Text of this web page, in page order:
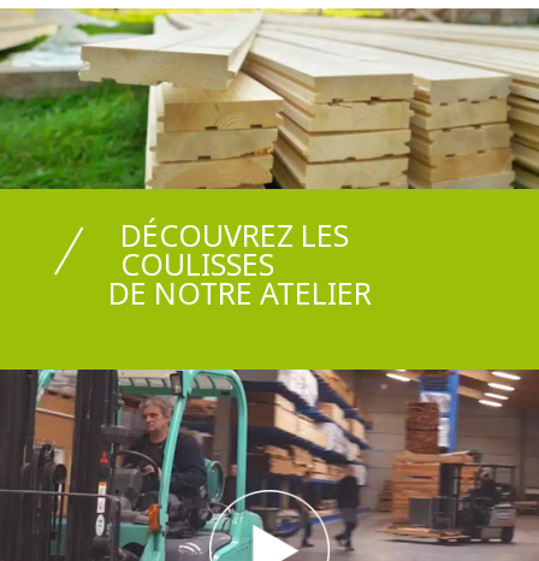
DÉCOUVREZ LES
COULISSES
DE NOTRE ATELIER